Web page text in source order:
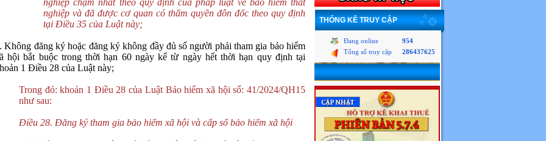
nghiệp chậm nhất theo quy định của pháp luật về bảo hiểm thất
nghiệp và đã được cơ quan có thẩm quyền đôn đốc theo quy định
tại Điều 35 của Luật này;
Không đăng ký hoặc đăng ký không đầy đủ số người phải tham gia bảo hiểm
hội bắt buộc trong thời hạn 60 ngày kể từ ngày hết thời hạn quy định tại
1 Điều 28 của Luật này;
Trong đó: khoản 1 Điều 28 của Luật Bảo hiểm xã hội số: 41/2024/QH15
như sau:
Điều 28. Đăng ký tham gia bảo hiểm xã hội và cấp sổ bảo hiểm xã hội
THỐNG KÊ TRUY CẬP
Đang online
954
Tổng số truy cập
286437625